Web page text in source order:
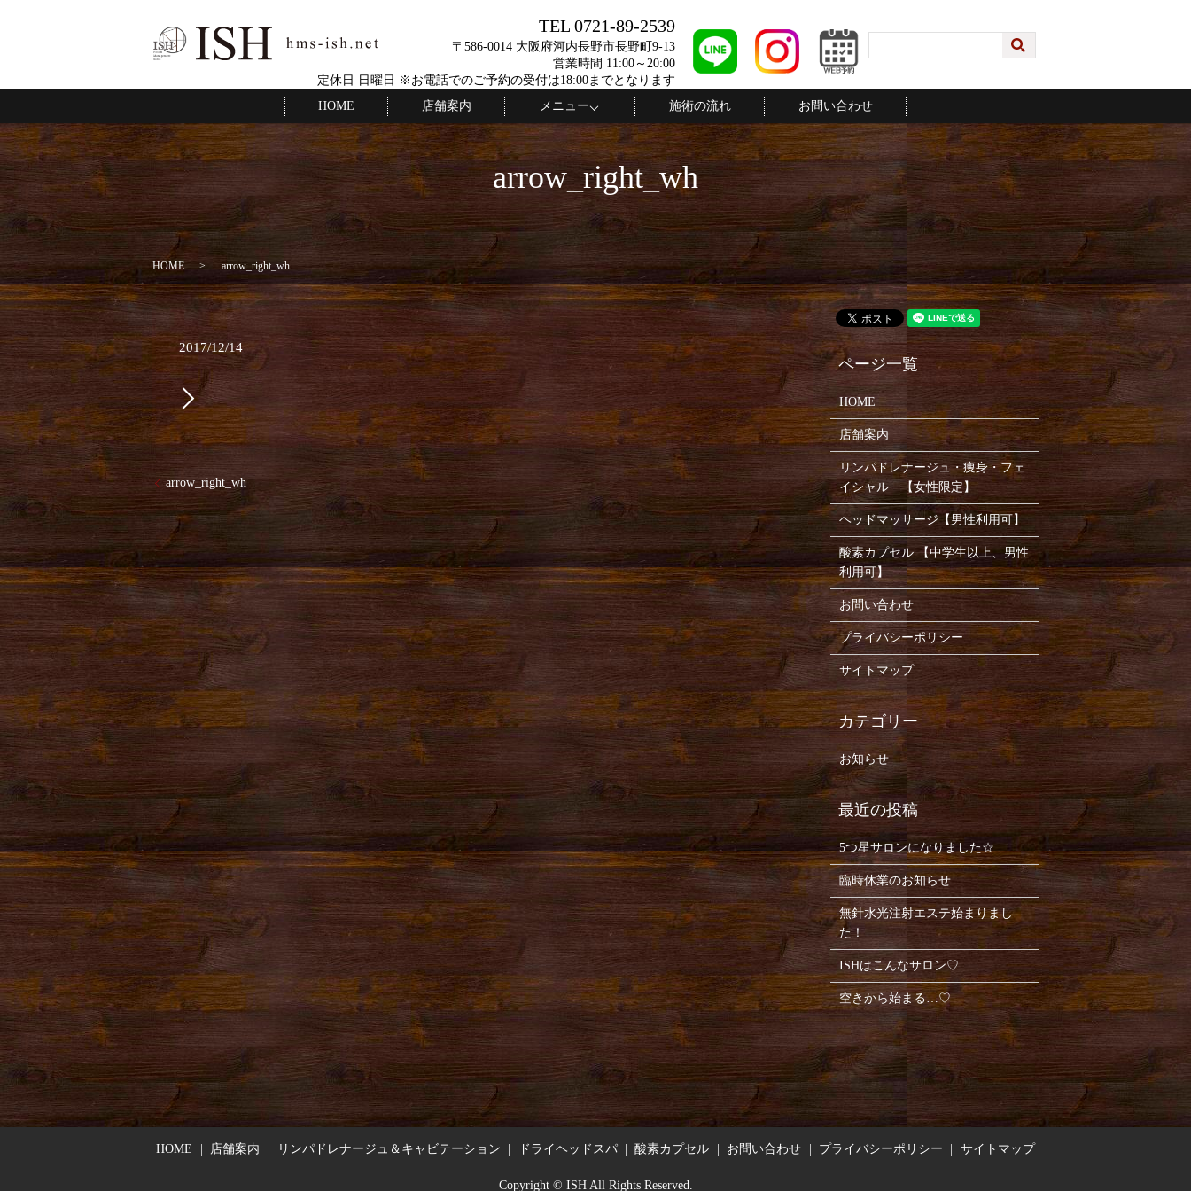
TEL 0721-89-2539
〒586-0014 大阪府河内長野市長野町9-13
営業時間 11:00～20:00
定休日 日曜日 ※お電話でのご予約の受付は18:00までとなります
HOME
店舗案内 メニュー 施術の流れ お問い合わせ
arrow_right_wh
HOME arrow_right_wh
2017/12/14
arrow_right_wh
HOME
店舗案内
リンパドレナージュ・痩身・フェ
イシャル 【女性限定】
ヘッドマッサージ【男性利用可】
酸素カプセル 【中学生以上、男性
利用可】
お問い合わせ
プライバシーポリシー
サイトマップ
お知らせ
5つ星サロンになりました☆
臨時休業のお知らせ
無針水光注射エステ始まりまし
た！
ISHはこんなサロン♡
空きから始まる…♡
HOME 店舗案内 リンパドレナージュ＆キャビテーション ドライヘッドスパ 酸素カプセル お問い合わせ プライバシーポリシー サイトマップ
Copyright © ISH All Rights Reserved.